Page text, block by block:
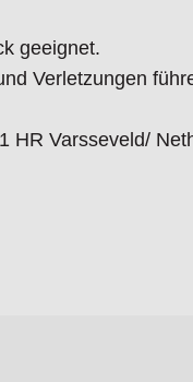
geeignet.
Verletzungen
HR Varsseveld/